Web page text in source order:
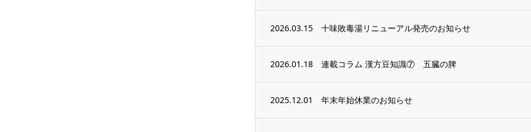
2026.03.15 十味敗毒湯リニューアル発売のお知らせ
2026.01.18 連載コラム 漢方豆知識⑦ 五臓の脾
2025.12.01 年末年始休業のお知らせ